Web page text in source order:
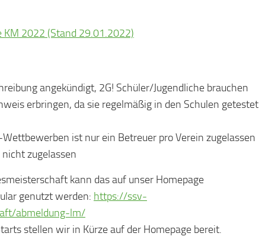
2022 (Stand 29.01.2022)
angekündigt, 2G! Schüler/Jugendliche brauchen
erbringen, da sie regelmäßig in den Schulen getestet
ist nur ein Betreuer pro Verein zugelassen
zugelassen
kann das auf unser Homepage
genutzt werden: https://ssv-
abmeldung-lm/
stellen wir in Kürze auf der Homepage bereit.